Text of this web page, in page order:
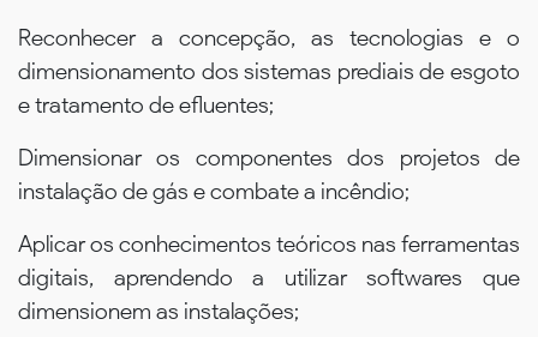
Reconhecer a concepção, as tecnologias e o
dimensionamento dos sistemas prediais de esgoto
e tratamento de efluentes;
Dimensionar os componentes dos projetos de
instalação de gás e combate a incêndio;
Aplicar os conhecimentos teóricos nas ferramentas
digitais, aprendendo a utilizar softwares que
dimensionem as instalações;